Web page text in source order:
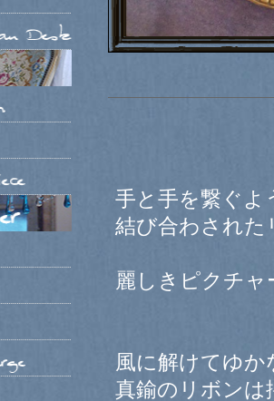
手と手を繋ぐよ
結び合わされた
麗しきピクチ
風に解けてゆ
真鍮のリボンは